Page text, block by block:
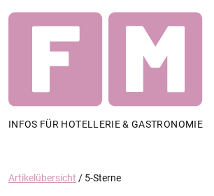
INFOS FÜR HOTELLERIE & GASTRONOMIE
Artikelübersicht / 5-Sterne